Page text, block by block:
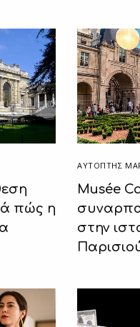
πώς η
ΑΥΤΌΠΤΗΣ
Musée
στην